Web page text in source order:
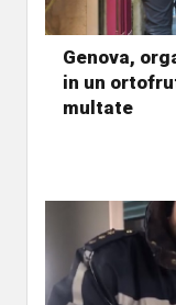
Genova,
in un
multate